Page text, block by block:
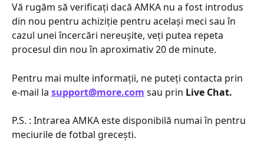
Vă rugăm să verificați dacă AMKA nu a fost introdus
din nou pentru achiziție pentru același meci sau în
cazul unei încercări nereușite, veți putea repeta
procesul din nou în aproximativ 20 de minute.
Pentru mai multe informații, ne puteți contacta prin
e-mail la support@more.com sau prin Live Chat.
P.S. : Intrarea AMKA este disponibilă numai în pentru
meciurile de fotbal grecești.